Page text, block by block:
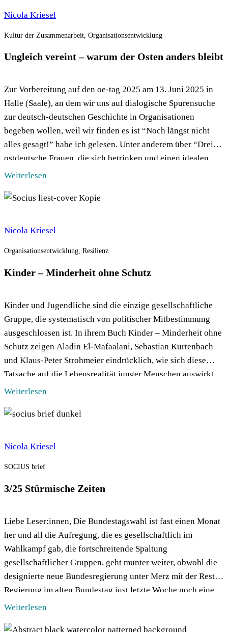
Nicola Kriesel
Kultur der Zusammenarbeit, Organisationsentwicklung
Ungleich vereint – warum der Osten anders bleibt
Zur Vorbereitung auf den oe-tag 2025 am 13. Juni 2025 in
Halle (Saale), an dem wir uns auf dialogische Spurensuche
zur deutsch-deutschen Geschichte in Organisationen
begeben wollen, weil wir finden es ist “Noch längst nicht
alles gesagt!” habe ich gelesen. Unter anderem über “Drei
ostdeutsche Frauen, die sich betrinken und einen idealen
Staat gründen” und […]
Weiterlesen
Nicola Kriesel
Organisationsentwicklung, Resilienz
Kinder – Minderheit ohne Schutz
Kinder und Jugendliche sind die einzige gesellschaftliche
Gruppe, die systematisch von politischer Mitbestimmung
ausgeschlossen ist. In ihrem Buch Kinder – Minderheit ohne
Schutz zeigen Aladin El-Mafaalani, Sebastian Kurtenbach
und Klaus-Peter Strohmeier eindrücklich, wie sich diese
Tatsache auf die Lebensrealität junger Menschen auswirkt.
An diesem Abend im Februar im HDKDW skizziert El-
Weiterlesen
Nicola Kriesel
SOCIUS brief
3/25 Stürmische Zeiten
Liebe Leser:innen, Die Bundestagswahl ist fast einen Monat
her und all die Aufregung, die es gesellschaftlich im
Wahlkampf gab, die fortschreitende Spaltung
gesellschaftlicher Gruppen, geht munter weiter, obwohl die
designierte neue Bundesregierung unter Merz mit der Rest-
Regierung im alten Bundestag just letzte Woche noch eine
Grundgesetzänderung verhandelt hat. Die Fragezeichen in
Weiterlesen